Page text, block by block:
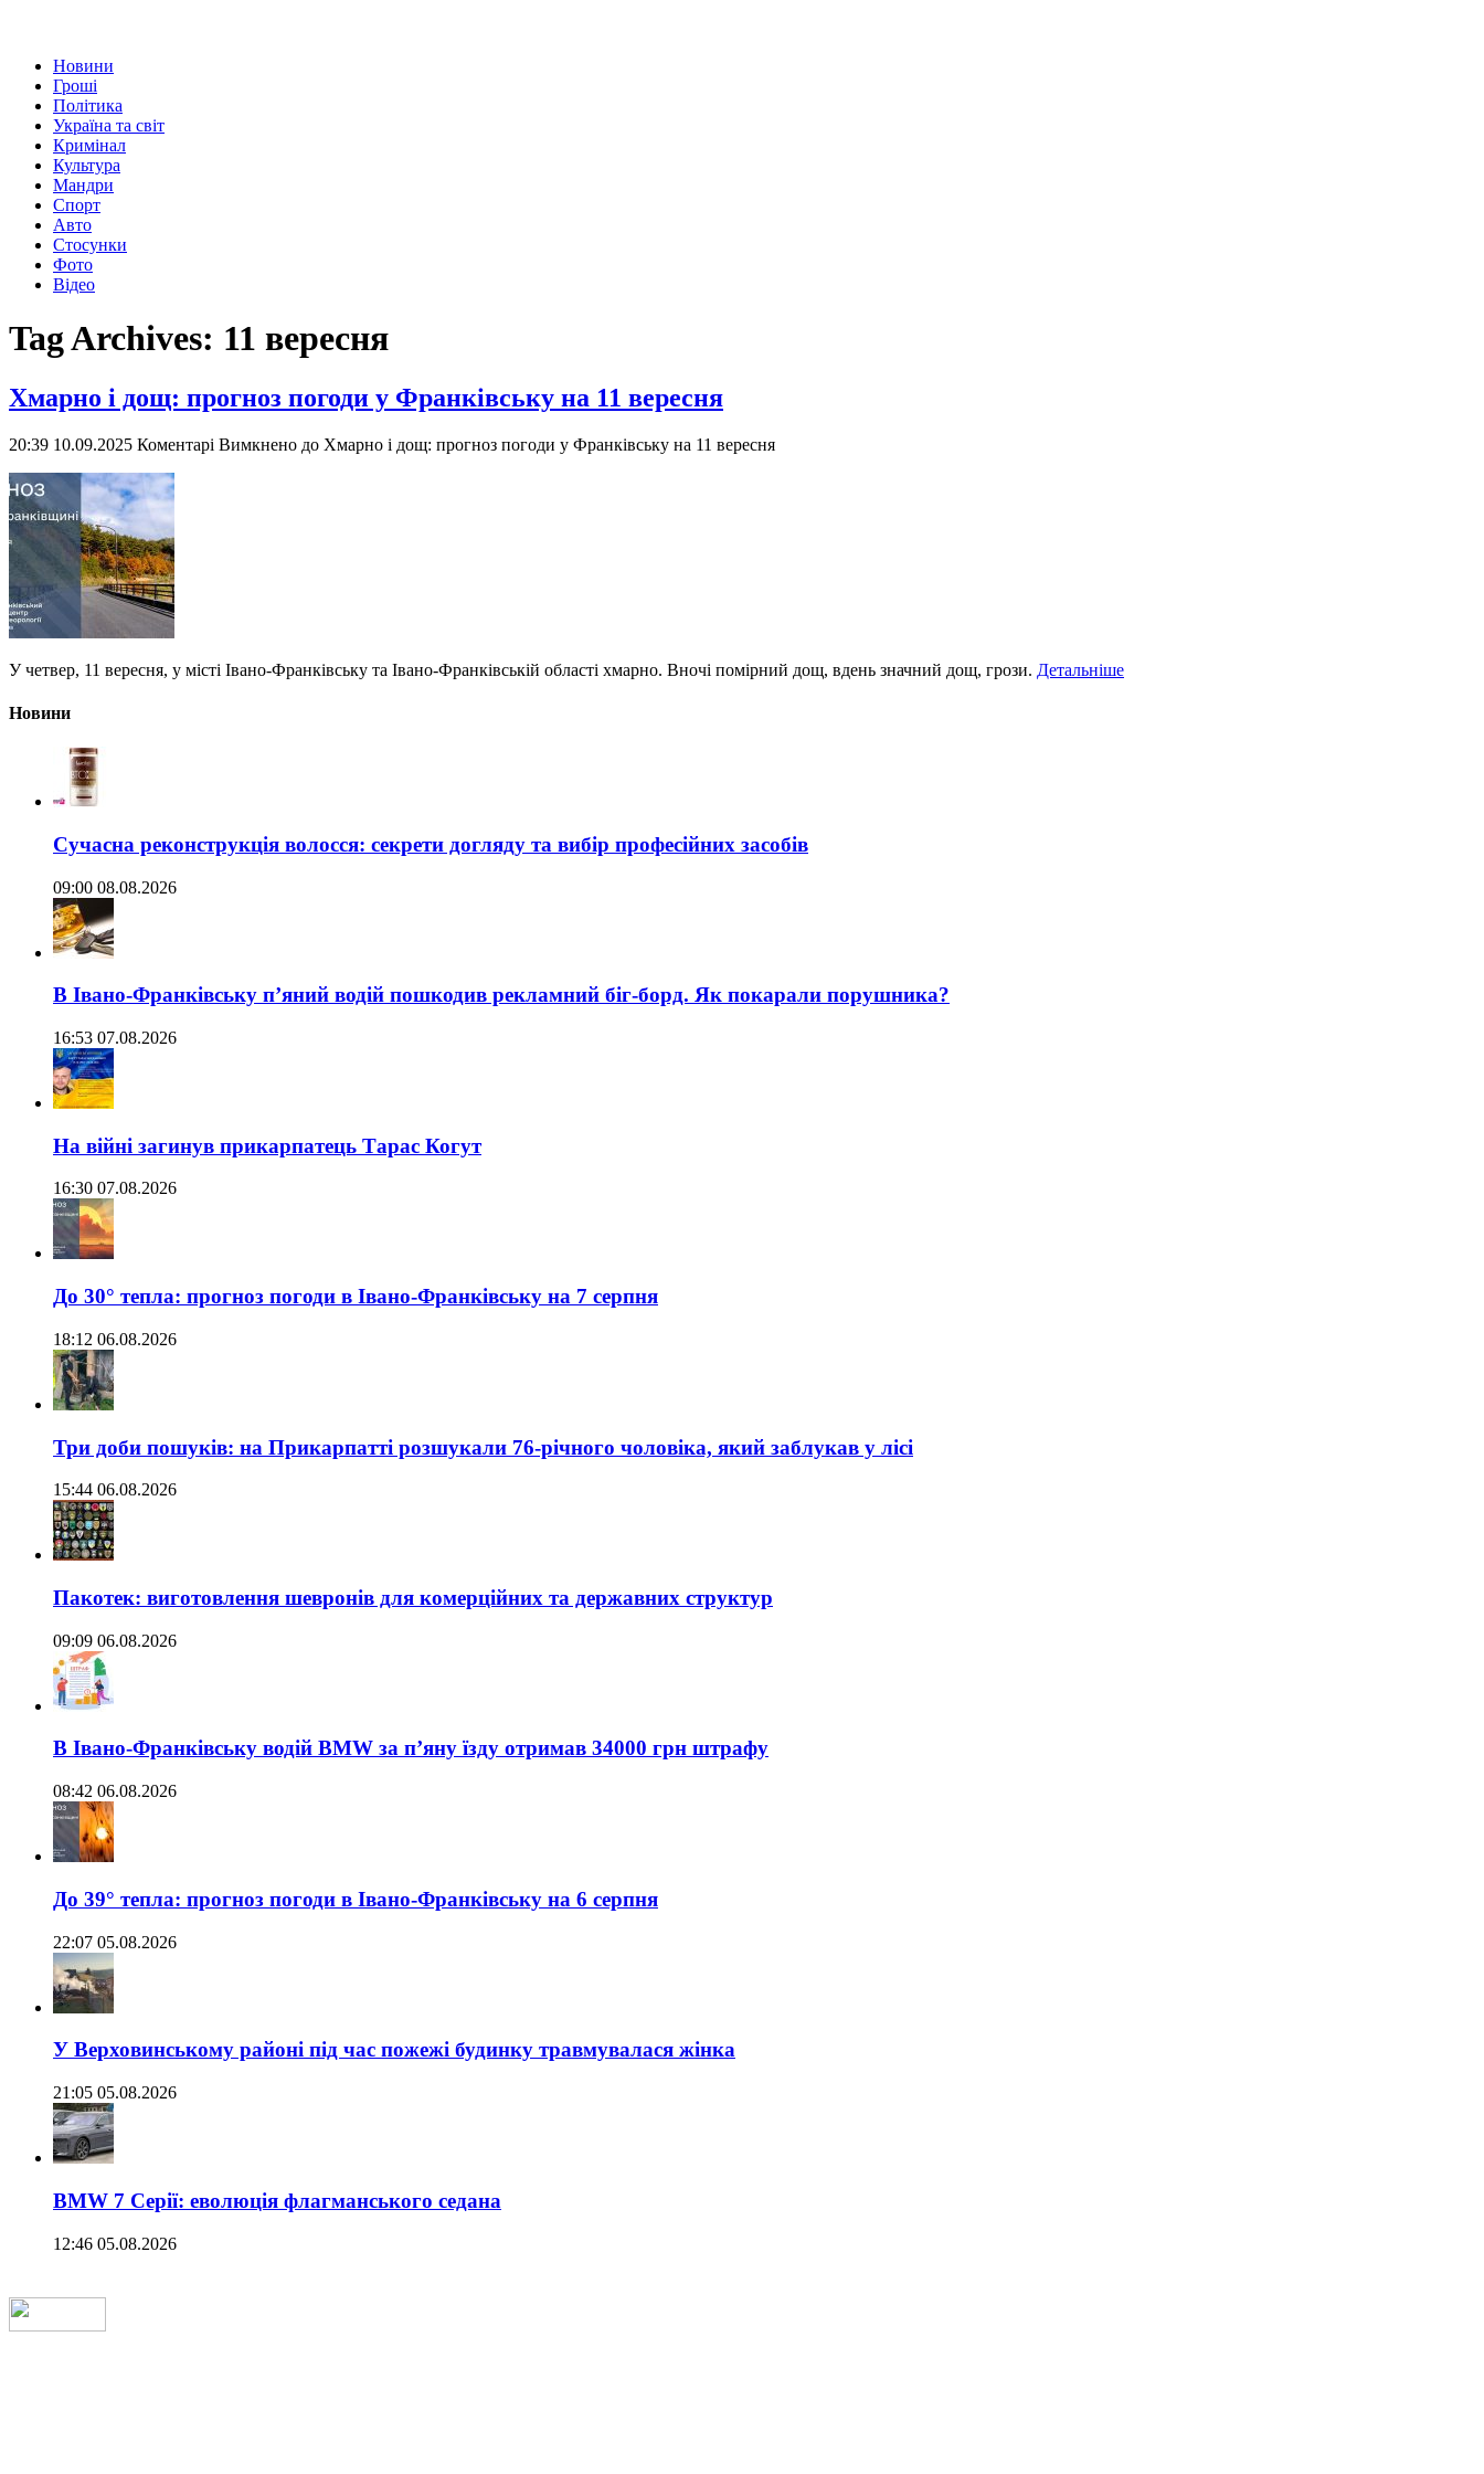
Новини
Гроші
Політика
Україна та світ
Кримінал
Культура
Мандри
Спорт
Авто
Стосунки
Фото
Відео
Tag Archives: 11 вересня
Хмарно і дощ: прогноз погоди у Франківську на 11 вересня
20:39 10.09.2025 Коментарі Вимкнено до Хмарно і дощ: прогноз погоди у Франківську на 11 вересня
У четвер, 11 вересня, у місті Івано-Франківську та Івано-Франківській області хмарно. Вночі помірний дощ, вдень значний дощ, грози. Детальніше
Новини
Сучасна реконструкція волосся: секрети догляду та вибір професійних засобів
09:00 08.08.2026
В Івано-Франківську п’яний водій пошкодив рекламний біг-борд. Як покарали порушника?
16:53 07.08.2026
На війні загинув прикарпатець Тарас Когут
16:30 07.08.2026
До 30° тепла: прогноз погоди в Івано-Франківську на 7 серпня
18:12 06.08.2026
Три доби пошуків: на Прикарпатті розшукали 76-річного чоловіка, який заблукав у лісі
15:44 06.08.2026
Пакотек: виготовлення шевронів для комерційних та державних структур
09:09 06.08.2026
В Івано-Франківську водій BMW за п’яну їзду отримав 34000 грн штрафу
08:42 06.08.2026
До 39° тепла: прогноз погоди в Івано-Франківську на 6 серпня
22:07 05.08.2026
У Верховинському районі під час пожежі будинку травмувалася жінка
21:05 05.08.2026
BMW 7 Серії: еволюція флагманського седана
12:46 05.08.2026